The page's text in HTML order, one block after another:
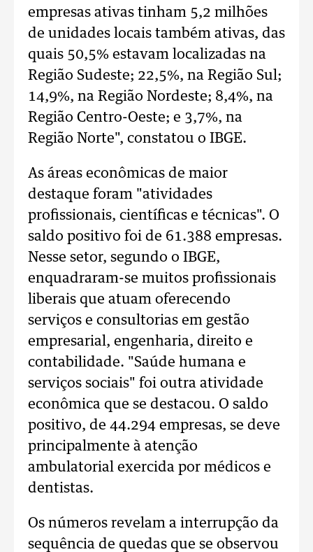
empresas ativas tinham 5,2 milhões
de unidades locais também ativas, das
quais 50,5% estavam localizadas na
Região Sudeste; 22,5%, na Região Sul;
14,9%, na Região Nordeste; 8,4%, na
Região Centro-Oeste; e 3,7%, na
Região Norte", constatou o IBGE.
As áreas econômicas de maior
destaque foram "atividades
profissionais, científicas e técnicas". O
saldo positivo foi de 61.388 empresas.
Nesse setor, segundo o IBGE,
enquadraram-se muitos profissionais
liberais que atuam oferecendo
serviços e consultorias em gestão
empresarial, engenharia, direito e
contabilidade. "Saúde humana e
serviços sociais" foi outra atividade
econômica que se destacou. O saldo
positivo, de 44.294 empresas, se deve
principalmente à atenção
ambulatorial exercida por médicos e
dentistas.
Os números revelam a interrupção da
sequência de quedas que se observou